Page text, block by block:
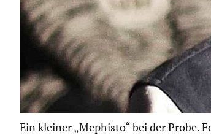
Ein kleiner „Mephisto“ bei der Probe.